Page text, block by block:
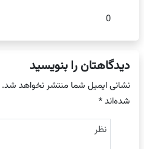
0
دیدگاهتان را بنویسید
نشانی ایمیل شما منتشر نخواهد شد.
شده‌اند*